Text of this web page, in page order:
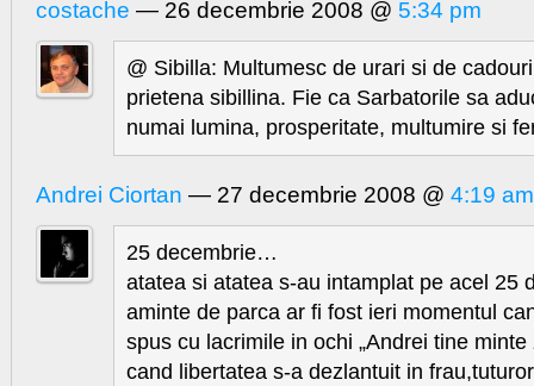
costache — 26 decembrie 2008 @ 5:34 pm
@ Sibilla: Multumesc de urari si de
prietena sibillina. Fie ca Sarbatorile sa
numai lumina, prosperitate, multumire si
Andrei Ciortan — 27 decembrie 2008 @ 4:19 am
25 decembrie…
atatea si atatea s-au intamplat pe acel 25
aminte de parca ar fi fost ieri momentul
spus cu lacrimile in ochi „Andrei tine minte
cand libertatea s-a dezlantuit in